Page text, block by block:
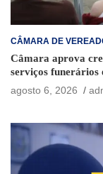
CÂMARA DE
Câmara aprova
serviços funerários
agosto 6, 2026